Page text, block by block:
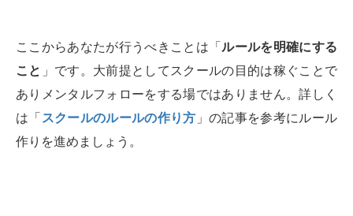
ここからあなたが行うべきことは「 ルールを明確にする
こと 」です。大前提としてスクールの目的は稼ぐことで
ありメンタルフォローをする場ではありません。詳しく
は「 スクールのルールの作り方 」の記事を参考にルール
作りを進めましょう。